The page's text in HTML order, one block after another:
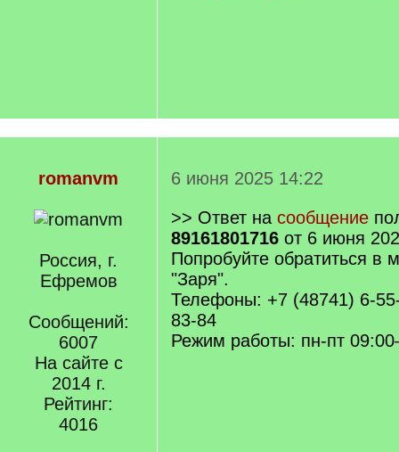
romanvm
Россия, г.
Ефремов
Сообщений:
6007
На сайте с
2014 г.
Рейтинг:
4016
6 июня 2025 14:22
>> Ответ на сообщение
89161801716 от 6 июня
Попробуйте обратиться в
"Заря".
Телефоны: +7 (48741) 6-
83-84
Режим работы: пн-пт